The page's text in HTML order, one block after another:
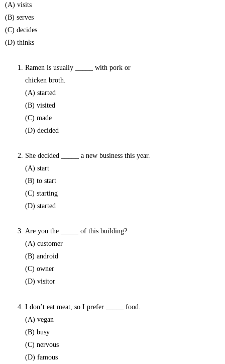
(A) visits
(B) serves
(C) decides
(D) thinks
Ramen is usually _____ with pork or
chicken broth.
(A) started
(B) visited
(C) made
(D) decided
She decided _____ a new business this year.
(A) start
(B) to start
(C) starting
(D) started
Are you the _____ of this building?
(A) customer
(B) android
(C) owner
(D) visitor
I don’t eat meat, so I prefer _____ food.
(A) vegan
(B) busy
(C) nervous
(D) famous